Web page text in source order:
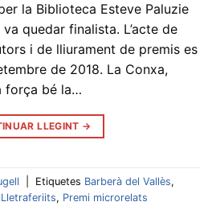
la Biblioteca Esteve Paluzie
quedar finalista. L’acte de
i de lliurament de premis es
de 2018. La Conxa,
força bé la…
LLEGINT →
Etiquetes Barberà del Vallès,
, Premi microrelats